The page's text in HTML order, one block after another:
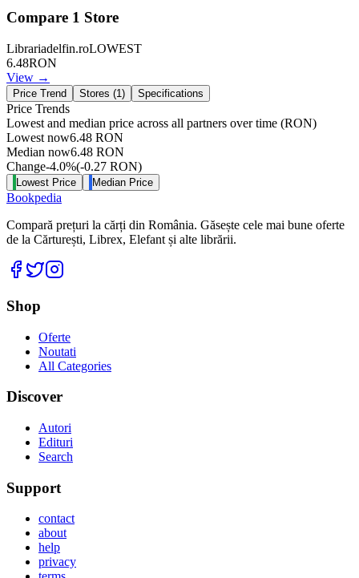
Compare 1 Store
Librariadelfin.roLOWEST
6.48RON
View →
Price Trend Stores (1) Specifications
Price Trends
Lowest and median price across all partners over time (RON)
Lowest now6.48 RON
Median now6.48 RON
Change-4.0%(-0.27 RON)
Lowest Price Median Price
Bookpedia
Compară prețuri la cărți din România. Găsește cele mai bune oferte
de la Cărturești, Librex, Elefant și alte librării.
Facebook
Twitter
Shop
Oferte
Noutati
All Categories
Discover
Autori
Edituri
Search
Support
contact
about
help
privacy